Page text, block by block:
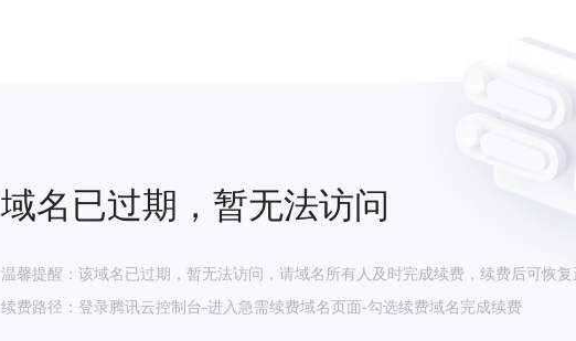
域名已过期，暂无法访问
温馨提醒：该域名已过期，暂无法访问，请域名所有人及时完成续费，续费后可恢复
续费路径：登录腾讯云控制台-进入急需续费域名页面-勾选续费域名完成续费